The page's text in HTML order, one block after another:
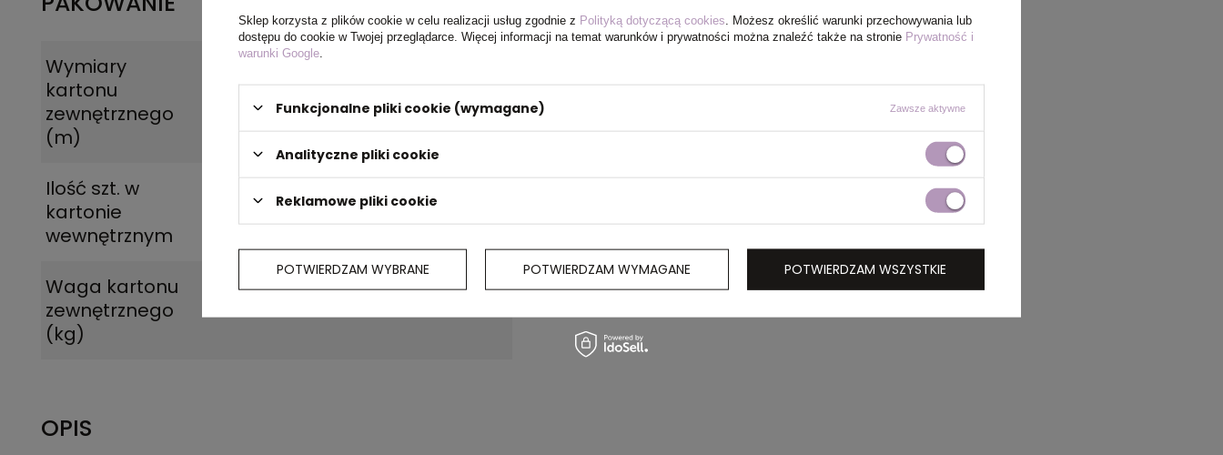
Wymiary
kartonu
zewnętrznego
(m)
0.425x0.320x0.180
Ilość szt. w
kartonie
wewnętrznym
Waga kartonu
zewnętrznego
(kg)
11.500
OPIS
Sklep korzysta z plików cookie w celu realizacji usług zgodnie z Polityką dotyczącą cookies . Możesz określić warunki przechowywania lub
dostępu do cookie w Twojej przeglądarce. Więcej informacji na temat warunków i prywatności można znaleźć także na stronie Prywatność i
warunki Google
Funkcjonalne pliki cookie (wymagane) Zawsze aktywne
Analityczne pliki cookie
Reklamowe pliki cookie
POTWIERDZAM WYBRANE POTWIERDZAM WYMAGANE POTWIERDZAM WSZYSTKIE